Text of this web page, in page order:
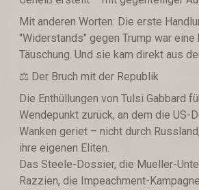
Mit anderen Worten: Die erste
"Widerstands" gegen Trump war
Täuschung. Und sie kam direkt aus
⚖️ Der Bruch mit der Republik
Die Enthüllungen von Tulsi Gabbard
Wendepunkt zurück, an dem die US-
Wanken geriet – nicht durch
ihre eigenen Eliten.
Das Steele-Dossier, die Mueller-
Razzien, die Impeachment-